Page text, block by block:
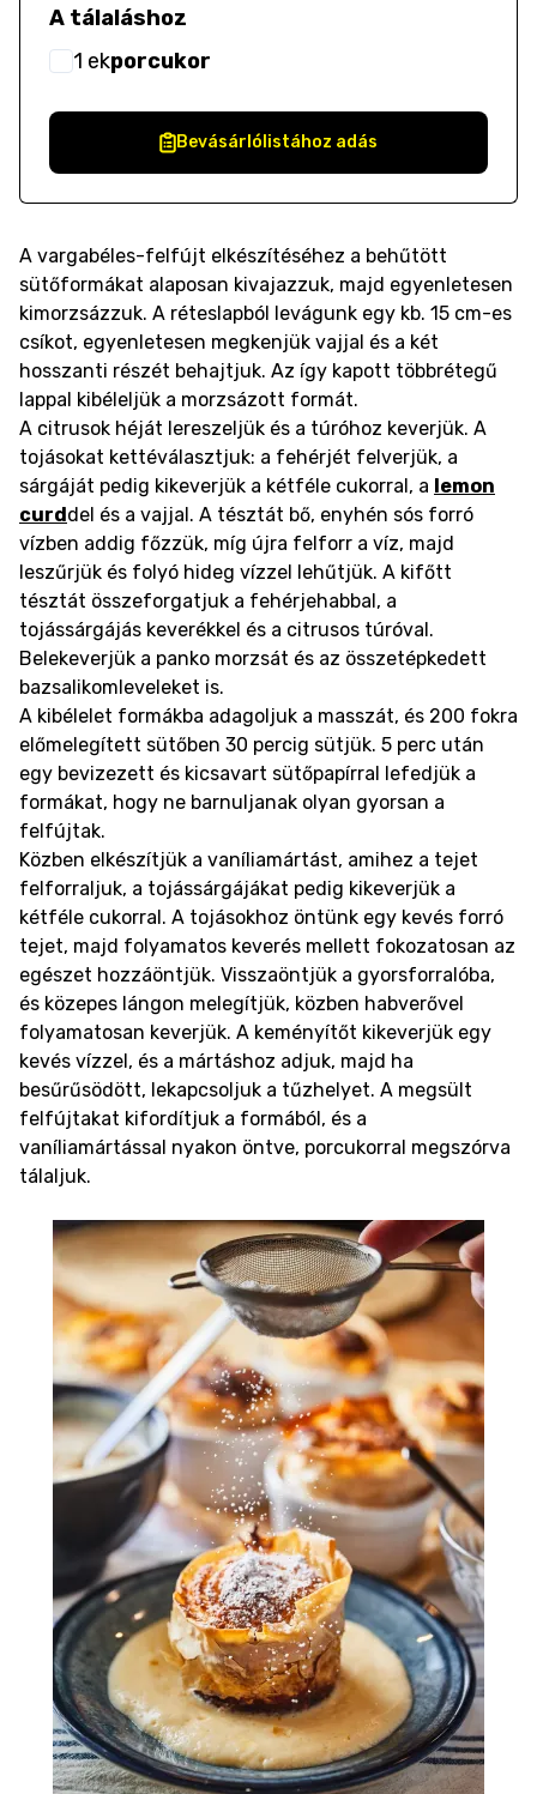
A tálaláshoz
1 ekporcukor
Bevásárlólistához adás
A vargabéles-felfújt elkészítéséhez a behűtött
sütőformákat alaposan kivajazzuk, majd egyenletesen
kimorzsázzuk. A réteslapból levágunk egy kb. 15 cm-es
csíkot, egyenletesen megkenjük vajjal és a két
hosszanti részét behajtjuk. Az így kapott többrétegű
lappal kibéleljük a morzsázott formát.
A citrusok héját lereszeljük és a túróhoz keverjük. A
tojásokat kettéválasztjuk: a fehérjét felverjük, a
sárgáját pedig kikeverjük a kétféle cukorral, a lemon
curddel és a vajjal. A tésztát bő, enyhén sós forró
vízben addig főzzük, míg újra felforr a víz, majd
leszűrjük és folyó hideg vízzel lehűtjük. A kifőtt
tésztát összeforgatjuk a fehérjehabbal, a
tojássárgájás keverékkel és a citrusos túróval.
Belekeverjük a panko morzsát és az összetépkedett
bazsalikomleveleket is.
A kibélelet formákba adagoljuk a masszát, és 200 fokra
előmelegített sütőben 30 percig sütjük. 5 perc után
egy bevizezett és kicsavart sütőpapírral lefedjük a
formákat, hogy ne barnuljanak olyan gyorsan a
felfújtak.
Közben elkészítjük a vaníliamártást, amihez a tejet
felforraljuk, a tojássárgájákat pedig kikeverjük a
kétféle cukorral. A tojásokhoz öntünk egy kevés forró
tejet, majd folyamatos keverés mellett fokozatosan az
egészet hozzáöntjük. Visszaöntjük a gyorsforralóba,
és közepes lángon melegítjük, közben habverővel
folyamatosan keverjük. A keményítőt kikeverjük egy
kevés vízzel, és a mártáshoz adjuk, majd ha
besűrűsödött, lekapcsoljuk a tűzhelyet. A megsült
felfújtakat kifordítjuk a formából, és a
vaníliamártással nyakon öntve, porcukorral megszórva
tálaljuk.